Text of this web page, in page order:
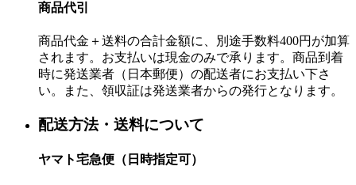
商品代引
商品代金＋送料の合計金額に、別途手数料400円が加算
されます。お支払いは現金のみで承ります。商品到着
時に発送業者（日本郵便）の配送者にお支払い下さ
い。また、領収証は発送業者からの発行となります。
配送方法・送料について
ヤマト宅急便（日時指定可）